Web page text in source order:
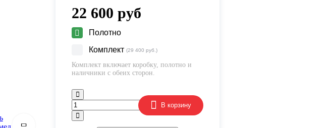
22 600 руб
Полотно
Комплект (29 400 руб.)
Комплект включает коробку, полотно и
наличники с обеих сторон.
В корзину